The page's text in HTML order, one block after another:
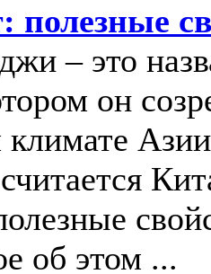
– это
он
климате
об этом ...